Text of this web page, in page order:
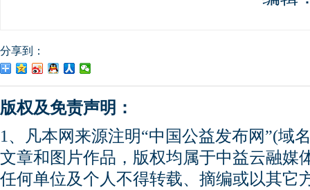
分享到：
版权及免责声明：
1、凡本网来源注明“中国公益发布网”(域
文章和图片作品，版权均属于中益云融媒
任何单位及个人不得转载、摘编或以其它